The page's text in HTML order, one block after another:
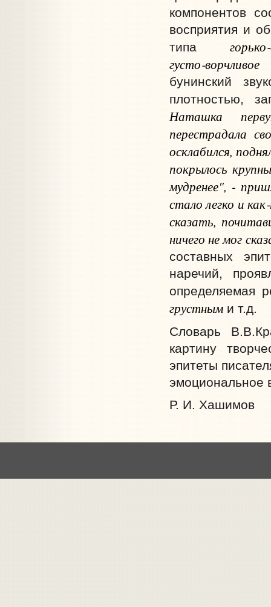
компонентов
восприятия и
типа
густо‑ворчливоеи
бунинский
плотностью,
Наташка
перестрадала
осклабился,
покрылось
мудренее", -
стало легко и
сказать,
ничего не мог
составных
наречий,
определяемая
грустными т.д.
Словарь
картину
эпитеты
эмоциональное
Р. И. Хашимов